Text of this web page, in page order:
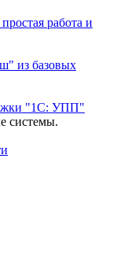
работа и
из базовых
"1С: УПП"
системы.